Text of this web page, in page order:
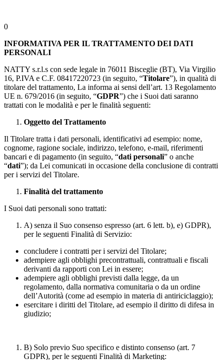
0
INFORMATIVA PER IL TRATTAMENTO DEI DATI
PERSONALI
NATTY s.r.l.s con sede legale in 76011 Bisceglie (BT), Via Virgilio
16, P.IVA e C.F. 08417220723 (in seguito, “Titolare”), in qualità di
titolare del trattamento, La informa ai sensi dell’art. 13 Regolamento
UE n. 679/2016 (in seguito, “GDPR”) che i Suoi dati saranno
trattati con le modalità e per le finalità seguenti:
Oggetto del Trattamento
Il Titolare tratta i dati personali, identificativi ad esempio: nome,
cognome, ragione sociale, indirizzo, telefono, e-mail, riferimenti
bancari e di pagamento (in seguito, “dati personali” o anche
“dati”); da Lei comunicati in occasione della conclusione di contratti
per i servizi del Titolare.
Finalità del trattamento
I Suoi dati personali sono trattati:
A) senza il Suo consenso espresso (art. 6 lett. b), e) GDPR),
per le seguenti Finalità di Servizio:
concludere i contratti per i servizi del Titolare;
adempiere agli obblighi precontrattuali, contrattuali e fiscali
derivanti da rapporti con Lei in essere;
adempiere agli obblighi previsti dalla legge, da un
regolamento, dalla normativa comunitaria o da un ordine
dell’Autorità (come ad esempio in materia di antiriciclaggio);
esercitare i diritti del Titolare, ad esempio il diritto di difesa in
giudizio;
B) Solo previo Suo specifico e distinto consenso (art. 7
GDPR), per le seguenti Finalità di Marketing: